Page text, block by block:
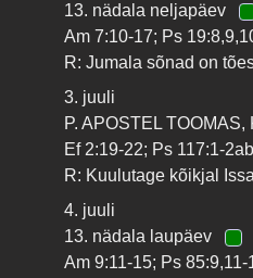
13. nädala neljapäev
Am 7:10-17; Ps
R: Jumala sõnad on
3. juuli
P. APOSTEL
Ef 2:19-22; Ps 117:1-
R: Kuulutage kõikjal
4. juuli
13. nädala laupäev
Am 9:11-15; Ps